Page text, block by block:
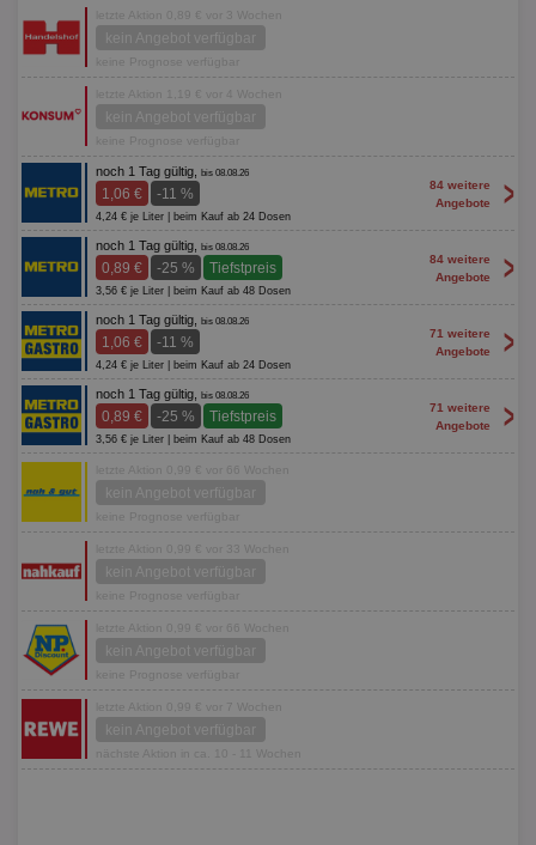
letzte Aktion 0,89 € vor 3 Wochen
kein Angebot verfügbar
keine Prognose verfügbar
letzte Aktion 1,19 € vor 4 Wochen
kein Angebot verfügbar
keine Prognose verfügbar
noch 1 Tag gültig, bis 08.08.26
1,06 € -11 %
4,24 € je Liter | beim Kauf ab 24 Dosen
84 weitere
Angebote
>
noch 1 Tag gültig, bis 08.08.26
0,89 € -25 % Tiefstpreis
3,56 € je Liter | beim Kauf ab 48 Dosen
84 weitere
Angebote
>
noch 1 Tag gültig, bis 08.08.26
1,06 € -11 %
4,24 € je Liter | beim Kauf ab 24 Dosen
71 weitere
Angebote
>
noch 1 Tag gültig, bis 08.08.26
0,89 € -25 % Tiefstpreis
3,56 € je Liter | beim Kauf ab 48 Dosen
71 weitere
Angebote
>
letzte Aktion 0,99 € vor 66 Wochen
kein Angebot verfügbar
keine Prognose verfügbar
letzte Aktion 0,99 € vor 33 Wochen
kein Angebot verfügbar
keine Prognose verfügbar
letzte Aktion 0,99 € vor 66 Wochen
kein Angebot verfügbar
keine Prognose verfügbar
letzte Aktion 0,99 € vor 7 Wochen
kein Angebot verfügbar
nächste Aktion in ca. 10 - 11 Wochen